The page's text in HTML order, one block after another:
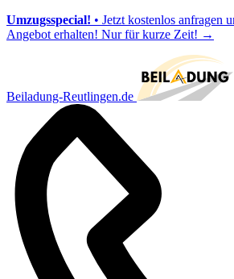
Umzugsspecial! • Jetzt kostenlos anfragen
Angebot erhalten! Nur für kurze Zeit! →
Beiladung-Reutlingen.de